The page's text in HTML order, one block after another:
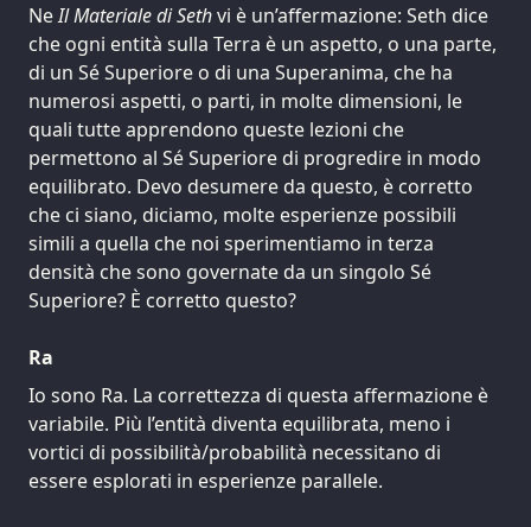
NeIl Materiale di Sethvi è un’affermazione: Seth dice
che ogni entità sulla Terra è un aspetto, o una parte,
di un Sé Superiore o di una Superanima, che ha
numerosi aspetti, o parti, in molte dimensioni, le
quali tutte apprendono queste lezioni che
permettono al Sé Superiore di progredire in modo
equilibrato. Devo desumere da questo, è corretto
che ci siano, diciamo, molte esperienze possibili
simili a quella che noi sperimentiamo in terza
densità che sono governate da un singolo Sé
Superiore? È corretto questo?
Ra
Io sono Ra. La correttezza di questa affermazione è
variabile. Più l’entità diventa equilibrata, meno i
vortici di possibilità/probabilità necessitano di
essere esplorati in esperienze parallele.